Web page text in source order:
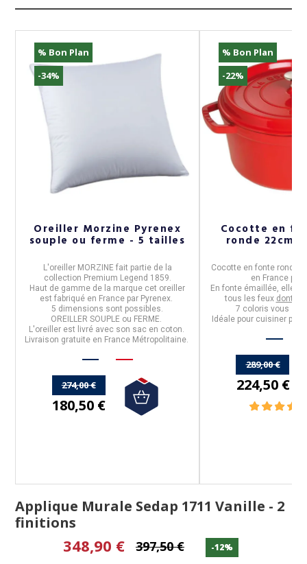
% Bon Plan
-34%
Oreiller Morzine Pyrenex
souple ou ferme - 5 tailles
L'oreiller MORZINE fait partie de la
collection Premium Legend 1859
Haut de gamme de la marque cet oreiller
est fabriqué en France par Pyrenex
5 dimensions sont possibles.
OREILLER SOUPLE ou FERME.
L'oreiller est livré avec son sac en coton.
Livraison gratuite en France Métropolitaine.
274,00 €
180,50 €
% Bon Plan
-22%
Cocotte en
ronde 22cm
Cocotte en fonte ronde
en France par
En fonte émaillée, elle
tous les feux dont
7 coloris vous
Idéale pour cuisiner pour
289,00 €
224,50 €
Applique Murale Sedap 1711 Vanille - 2
finitions
348,90 € 397,50 € -12%